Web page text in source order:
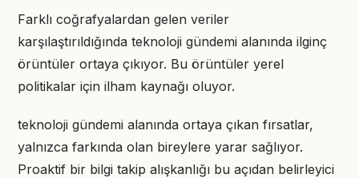
Farklı coğrafyalardan gelen veriler
karşılaştırıldığında teknoloji gündemi alanında ilginç
örüntüler ortaya çıkıyor. Bu örüntüler yerel
politikalar için ilham kaynağı oluyor.
teknoloji gündemi alanında ortaya çıkan fırsatlar,
yalnızca farkında olan bireylere yarar sağlıyor.
Proaktif bir bilgi takip alışkanlığı bu açıdan belirleyici